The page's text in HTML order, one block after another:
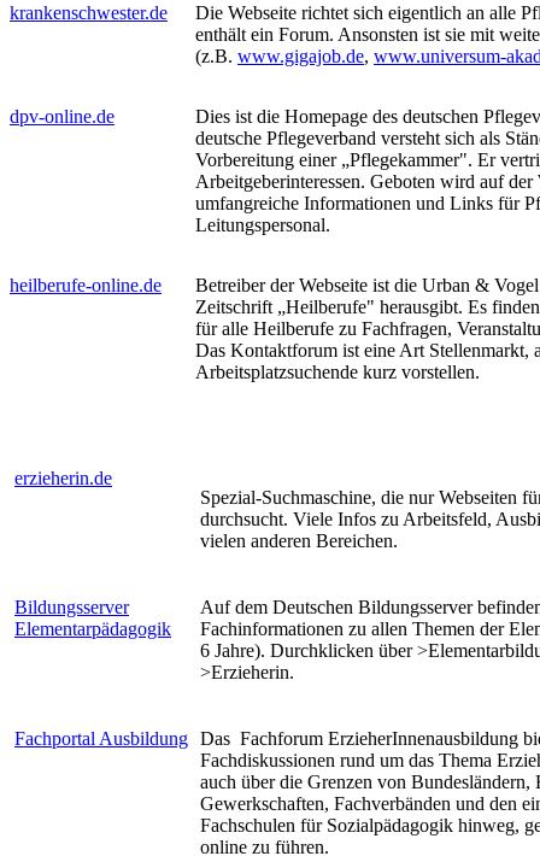
krankenschwester.de
Die Webseite richtet sich eigentlich an alle
enthält ein Forum. Ansonsten ist sie mit
(z.B. www.gigajob.de, www.universum-
dpv-online.de
Dies ist die Homepage des deutschen
deutsche Pflegeverband versteht sich als
Vorbereitung einer „Pflegekammer". Er
Arbeitgeberinteressen. Geboten wird auf der
umfangreiche Informationen und Links für
Leitungspersonal.
heilberufe-online.de
Betreiber der Webseite ist die Urban &
Zeitschrift „Heilberufe" herausgibt. Es
für alle Heilberufe zu Fachfragen,
Das Kontaktforum ist eine Art Stellenmarkt,
Arbeitsplatzsuchende kurz vorstellen.
erzieherin.de
Spezial-Suchmaschine, die nur Webseiten
durchsucht. Viele Infos zu Arbeitsfeld,
vielen anderen Bereichen.
Bildungsserver
Elementarpädagogik
Auf dem Deutschen Bildungsserver
Fachinformationen zu allen Themen der
6 Jahre). Durchklicken über
>Erzieherin.
Fachportal Ausbildung Das Fachforum ErzieherInnenausbildung
Fachdiskussionen rund um das Thema
auch über die Grenzen von Bundesländern,
Gewerkschaften, Fachverbänden und den
Fachschulen für Sozialpädagogik hinweg,
online zu führen.